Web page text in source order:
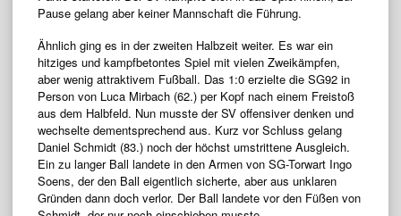
Pause gelang aber keiner Mannschaft die Führung.
Ähnlich ging es in der zweiten Halbzeit weiter. Es war ein
hitziges und kampfbetontes Spiel mit vielen Zweikämpfen,
aber wenig attraktivem Fußball. Das 1:0 erzielte die SG92 in
Person von Luca Mirbach (62.) per Kopf nach einem Freistoß
aus dem Halbfeld. Nun musste der SV offensiver denken und
wechselte dementsprechend aus. Kurz vor Schluss gelang
Daniel Schmidt (83.) noch der höchst umstrittene Ausgleich.
Ein zu langer Ball landete in den Armen von SG-Torwart Ingo
Soens, der den Ball eigentlich sicherte, aber aus unklaren
Gründen dann doch verlor. Der Ball landete vor den Füßen von